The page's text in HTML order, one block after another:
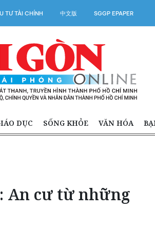
TƯ TÀI CHÍNH 中文版 SGGP EPAPER
DỤC SỐNG KHỎE VĂN HÓA
An cư từ những